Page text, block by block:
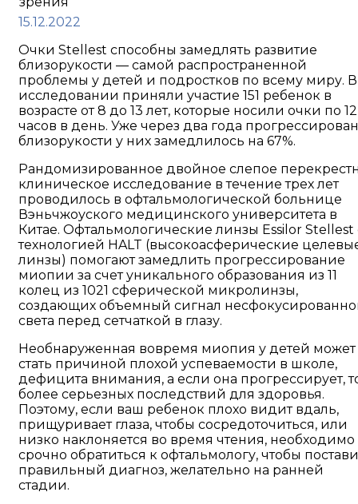
15.12.2022
Очки Stellest способны замедлять развитие
близорукости — самой распространенной
проблемы у детей и подростков по всему миру. В
исследовании приняли участие 151 ребенок в
возрасте от 8 до 13 лет, которые носили очки по 12
часов в день. Уже через два года
близорукости у них замедлилось на 67%.
Рандомизированное двойное слепое
клиническое исследование в течение трех лет
проводилось в офтальмологической больнице
Вэньчжоуского медицинского университета в
Китае. Офтальмологические линзы Essilor Stellest
технологией HALT (высокоасферические
линзы) помогают замедлить прогрессирование
миопии за счет уникального образования из 11
колец из 1021 сферической микролинзы,
создающих объемный сигнал
света перед сетчаткой в глазу.
Необнаруженная вовремя миопия у детей может
стать причиной плохой успеваемости в школе,
дефицита внимания, а если она прогрессирует,
более серьезных последствий для здоровья.
Поэтому, если ваш ребенок плохо видит вдаль,
прищуривает глаза, чтобы сосредоточиться, или
низко наклоняется во время чтения, необходимо
срочно обратиться к офтальмологу, чтобы
правильный диагноз, желательно на ранней
стадии.